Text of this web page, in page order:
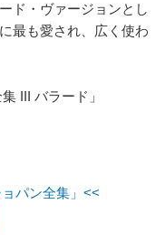
ド・ヴァージョンとし
最も愛され、広く使わ
III バラード」
パン全集」<<